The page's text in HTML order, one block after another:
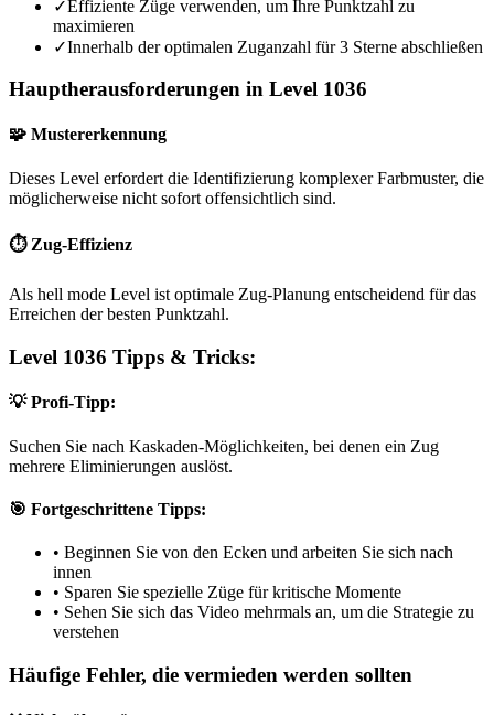
✓Effiziente Züge verwenden, um Ihre Punktzahl zu
maximieren
✓Innerhalb der optimalen Zuganzahl für 3 Sterne abschließen
Hauptherausforderungen in Level 1036
🧩 Mustererkennung
Dieses Level erfordert die Identifizierung komplexer Farbmuster, die
möglicherweise nicht sofort offensichtlich sind.
⏱️ Zug-Effizienz
Als hell mode Level ist optimale Zug-Planung entscheidend für das
Erreichen der besten Punktzahl.
Level 1036 Tipps & Tricks:
💡 Profi-Tipp:
Suchen Sie nach Kaskaden-Möglichkeiten, bei denen ein Zug
mehrere Eliminierungen auslöst.
🎯 Fortgeschrittene Tipps:
• Beginnen Sie von den Ecken und arbeiten Sie sich nach
innen
• Sparen Sie spezielle Züge für kritische Momente
• Sehen Sie sich das Video mehrmals an, um die Strategie zu
verstehen
Häufige Fehler, die vermieden werden sollten